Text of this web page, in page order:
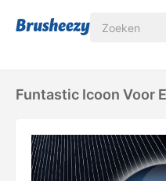
Funtastic Icoon Voor